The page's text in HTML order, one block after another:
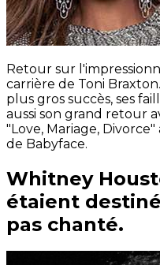
Retour sur
carrière de Toni
plus gros succès, ses
aussi son grand retour
"Love, Mariage, Divorce"
de Babyface.
Whitney
étaient
pas chanté.